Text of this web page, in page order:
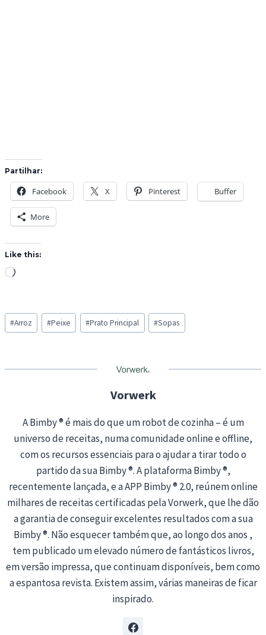
Partilhar:
Facebook X Pinterest Buffer
More
Like this:
L
d
g
Post
Tags:
#Arroz #Peixe #Prato Principal #Sopas
Vorwerk
A Bimby ® é mais do que um robot de cozinha – é um
universo de receitas, numa comunidade online e offline,
com os recursos essenciais para o ajudar a tirar todo o
partido da sua Bimby ®. A plataforma Bimby ®,
recentemente lançada, e a APP Bimby ® 2.0, reúnem online
milhares de receitas certificadas pela Vorwerk, que lhe dão
a garantia de conseguir excelentes resultados com a sua
Bimby ®. Não esquecer também que, ao longo dos anos ,
tem publicado um elevado número de fantásticos livros,
em versão impressa, que continuam disponíveis, bem como
a espantosa revista. Existem assim, várias maneiras de ficar
inspirado.